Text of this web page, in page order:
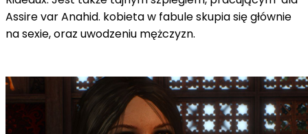
Assire var Anahid. kobieta w fabule skupia się głównie
na sexie, oraz uwodzeniu mężczyzn.